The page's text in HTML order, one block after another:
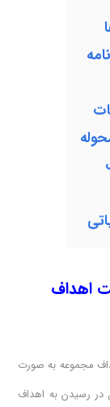
اهداف
مجموعه به صورت
رسیدن به اهداف